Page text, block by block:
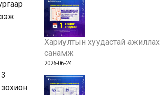
Хариултын хуудастай ажиллах
санамж
2026-06-24